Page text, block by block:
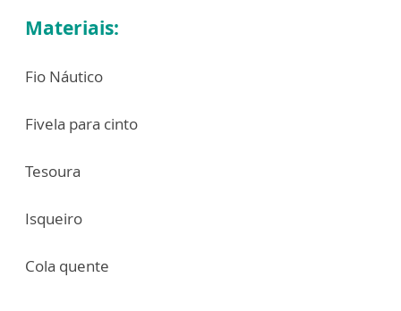
Materiais:
Fio Náutico
Fivela para cinto
Tesoura
Isqueiro
Cola quente